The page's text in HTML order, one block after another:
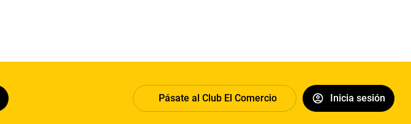
Pásate al Club El Comercio Inicia sesión